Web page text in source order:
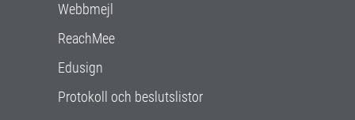
Webbmejl
ReachMee
Edusign
Protokoll och beslutslistor